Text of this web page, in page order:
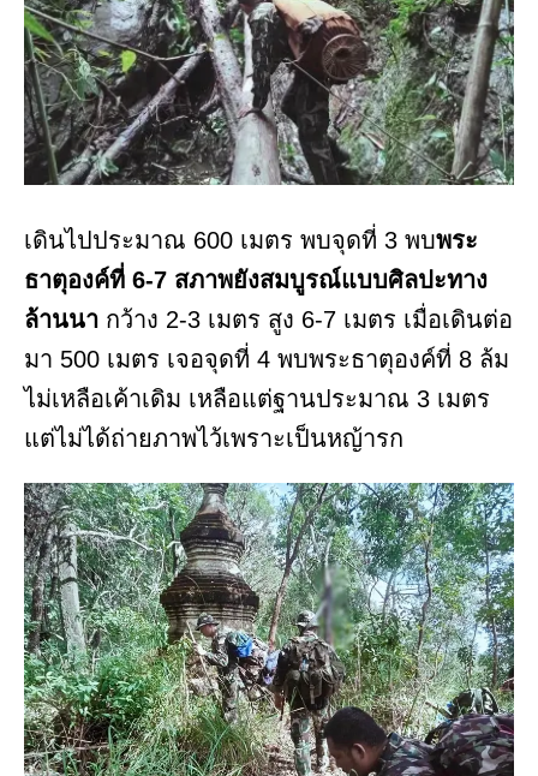
เดินไปประมาณ 600 เมตร พบจุดที่ 3 พบพระ
ธาตุองค์ที่ 6-7 สภาพยังสมบูรณ์แบบศิลปะทาง
ล้านนา กว้าง 2-3 เมตร สูง 6-7 เมตร เมื่อเดินต่อ
มา 500 เมตร เจอจุดที่ 4 พบพระธาตุองค์ที่ 8 ล้ม
ไม่เหลือเค้าเดิม เหลือแต่ฐานประมาณ 3 เมตร
แต่ไม่ได้ถ่ายภาพไว้เพราะเป็นหญ้ารก